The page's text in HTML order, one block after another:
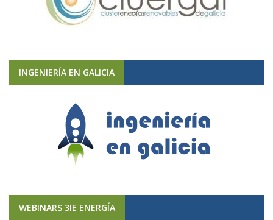
INGENIERÍA EN GALICIA
WEBINARS 3IE ENERGÍA